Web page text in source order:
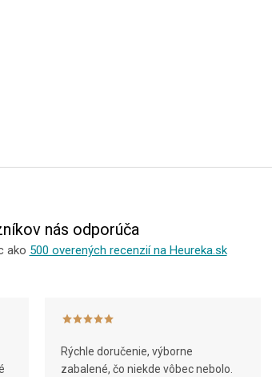
nás odporúča
ako 500 overených recenzií na Heureka.sk
Rýchle doručenie, výborne
zabalené, čo niekde vôbec nebolo.